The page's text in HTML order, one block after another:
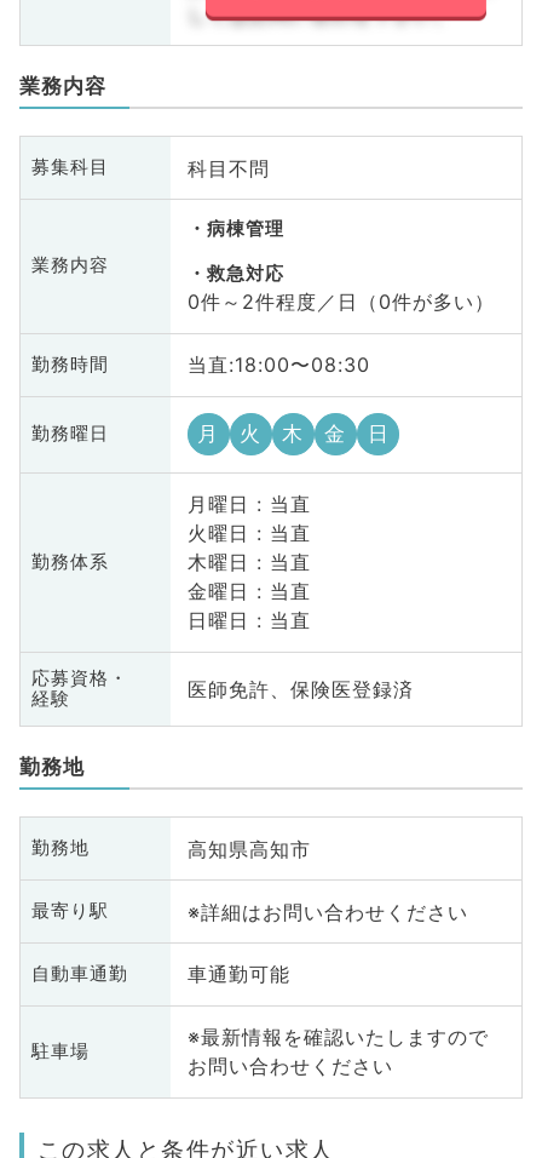
しくはお問い合わせ下さい。
業務内容
募集科目 科目不問
業務内容
病棟管理
救急対応
0件～2件程度／日（0件が多い）
勤務時間 当直:18:00〜08:30
勤務曜日 月 火 木 金 日
勤務体系
月曜日 : 当直
火曜日 : 当直
木曜日 : 当直
金曜日 : 当直
日曜日 : 当直
応募資格・
経験
医師免許、保険医登録済
勤務地
勤務地 高知県高知市
最寄り駅 ※詳細はお問い合わせください
自動車通勤 車通勤可能
駐車場
※最新情報を確認いたしますので
お問い合わせください
この求人と条件が近い求人